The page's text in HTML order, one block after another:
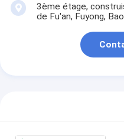
3ème étage,
de Fu'an, Fuyong,